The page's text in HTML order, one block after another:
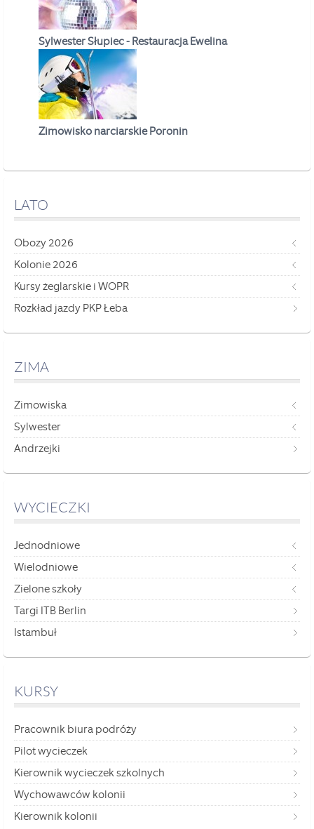
Sylwester Słupiec - Restauracja Ewelina
Zimowisko narciarskie Poronin
LATO
Obozy 2026
Kolonie 2026
Kursy żeglarskie i WOPR
Rozkład jazdy PKP Łeba
ZIMA
Zimowiska
Sylwester
Andrzejki
WYCIECZKI
Jednodniowe
Wielodniowe
Zielone szkoły
Targi ITB Berlin
Istambuł
KURSY
Pracownik biura podróży
Pilot wycieczek
Kierownik wycieczek szkolnych
Wychowawców kolonii
Kierownik kolonii